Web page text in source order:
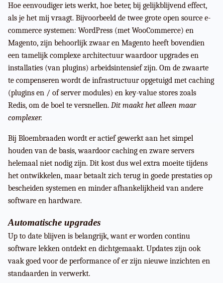
Hoe eenvoudiger iets werkt, hoe beter, bij gelijkblijvend effect,
als je het mij vraagt. Bijvoorbeeld de twee grote open source e-
commerce systemen: WordPress (met WooCommerce) en
Magento, zijn behoorlijk zwaar en Magento heeft bovendien
een tamelijk complexe architectuur waardoor upgrades en
installaties (van plugins) arbeidsintensief zijn. Om de zwaarte
te compenseren wordt de infrastructuur opgetuigd met caching
(plugins en / of server modules) en key-value stores zoals
Redis, om de boel te versnellen. Dit maakt het alleen maar
complexer.
Bij Bloembraaden wordt er actief gewerkt aan het simpel
houden van de basis, waardoor caching en zware servers
helemaal niet nodig zijn. Dit kost dus wel extra moeite tijdens
het ontwikkelen, maar betaalt zich terug in goede prestaties op
bescheiden systemen en minder afhankelijkheid van andere
software en hardware.
Automatische upgrades
Up to date blijven is belangrijk, want er worden continu
software lekken ontdekt en dichtgemaakt. Updates zijn ook
vaak goed voor de performance of er zijn nieuwe inzichten en
standaarden in verwerkt.